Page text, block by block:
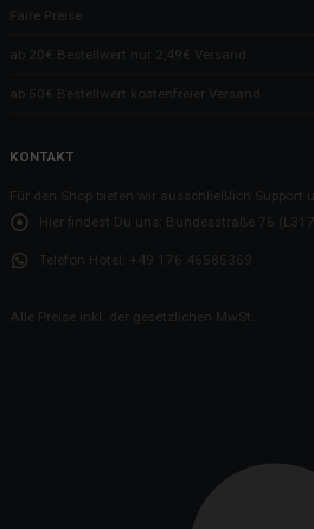
Faire Preise
ab 20€ Bestellwert nur 2,49€ Versand
ab 50€ Bestellwert kostenfreier Versand
KONTAKT
Für den Shop bieten wir ausschließlich Support
Hier findest Du uns:
Bundesstraße 76
Telefon Hotel: +49 176 46585369
Alle Preise inkl. der gesetzlichen MwSt.